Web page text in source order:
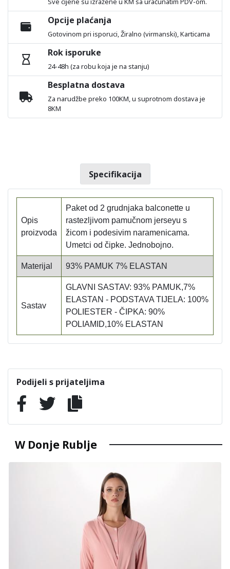
Opcije plaćanja
Gotovinom pri isporuci, Žiralno (virmanski), Karticama
Rok isporuke
24-48h (za robu koja je na stanju)
Besplatna dostava
Za narudžbe preko 100KM, u suprotnom dostava je
8KM
Specifikacija
Opis
proizvoda
Paket od 2 grudnjaka balconette u
rastezljivom pamučnom jerseyu s
žicom i podesivim naramenicama.
Umetci od čipke. Jednobojno.
Materijal 93% PAMUK 7% ELASTAN
Sastav
GLAVNI SASTAV: 93% PAMUK,7%
ELASTAN - PODSTAVA TIJELA: 100%
POLIESTER - ČIPKA: 90%
POLIAMID,10% ELASTAN
Podijeli s prijateljima
W Donje Rublje